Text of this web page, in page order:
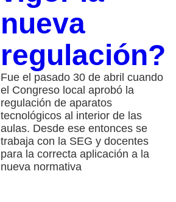
nueva
regulación?
Fue el pasado 30 de abril cuando
el Congreso local aprobó la
regulación de aparatos
tecnológicos al interior de las
aulas. Desde ese entonces se
trabaja con la SEG y docentes
para la correcta aplicación a la
nueva normativa